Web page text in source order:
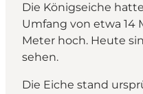
Die Königseiche
Umfang von etwa 14
Meter hoch. Heute
sehen.
Die Eiche stand